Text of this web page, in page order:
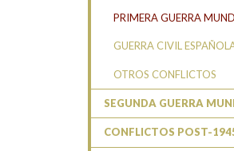
PRIMERA GUERRA
GUERRA CIVIL
OTROS CONFLICTOS
SEGUNDA GUERRA
CONFLICTOS POST-